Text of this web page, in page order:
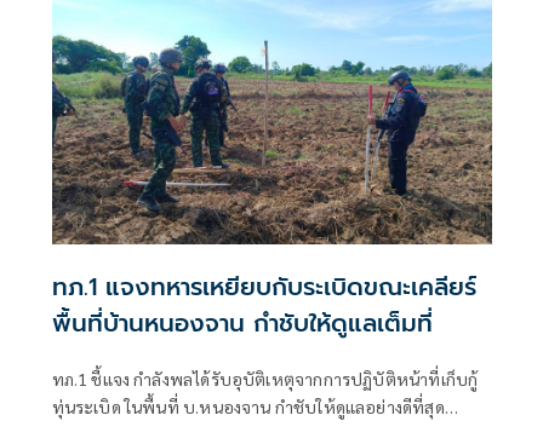
ทภ.1 แจงทหารเหยียบกับระเบิดขณะเคลียร์
พื้นที่บ้านหนองจาน กำชับให้ดูแลเต็มที่
ทภ.1 ชี้แจง กำลังพลได้รับอุบัติเหตุจากการปฏิบัติหน้าที่เก็บกู้
ทุ่นระเบิด ในพื้นที่ บ.หนองจาน กำชับให้ดูแลอย่างดีที่สุด